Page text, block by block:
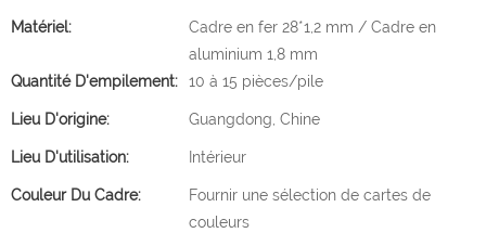
Matériel:
Cadre en fer 28*1,2 mm / Cadre en
aluminium 1,8 mm
Quantité D'empilement:
10 à 15 pièces/pile
Lieu D'origine: Guangdong, Chine
Lieu D'utilisation: Intérieur
Couleur Du Cadre:
Fournir une sélection de cartes de
couleurs